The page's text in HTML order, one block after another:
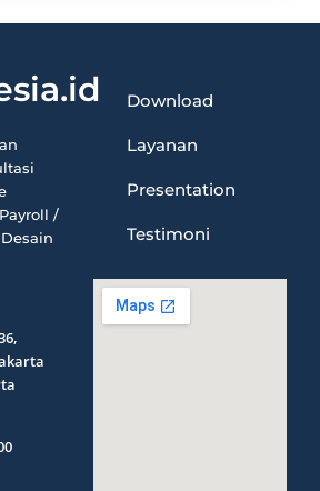
/
Download
Layanan
Presentation
Testimoni